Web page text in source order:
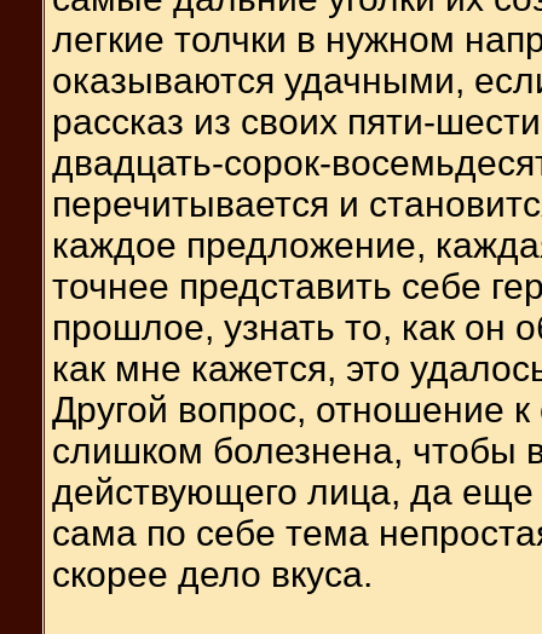
легкие толчки в нужном
оказываются удачными,
рассказ из своих пяти-
двадцать-сорок-
перечитывается и
каждое предложение,
точнее представить себе
прошлое, узнать то, как
как мне кажется, это
Другой вопрос, отношение
слишком болезнена, чтобы
действующего лица, да
сама по себе тема
скорее дело вкуса.